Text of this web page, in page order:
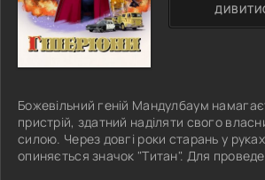
Божевільний геній Мандулбаум
пристрій, здатний наділяти свого
силою. Через довгі роки старань у
опиняється значок "Титан". Для